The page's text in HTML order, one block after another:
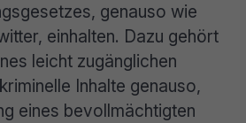
genauso wie
einhalten. Dazu gehört
leicht zugänglichen
Inhalte genauso,
eines bevollmächtigten